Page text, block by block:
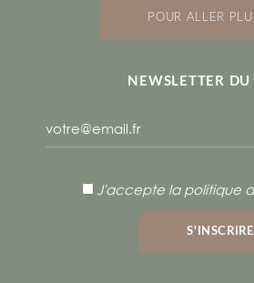
POUR ALLER
NEWSLETTER DU
J'accepte la politique